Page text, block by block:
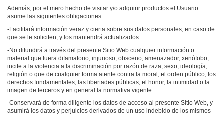
Además, por el mero hecho de visitar y/o adquirir productos el Usuario
asume las siguientes obligaciones:
-Facilitará información veraz y cierta sobre sus datos personales, en caso de
que se le soliciten, y los mantendrá actualizados.
-No difundirá a través del presente Sitio Web cualquier información o
material que fuera difamatorio, injurioso, obsceno, amenazador, xenófobo,
incite a la violencia a la discriminación por razón de raza, sexo, ideología,
religión o que de cualquier forma atente contra la moral, el orden público, los
derechos fundamentales, las libertades públicas, el honor, la intimidad o la
imagen de terceros y en general la normativa vigente.
-Conservará de forma diligente los datos de acceso al presente Sitio Web, y
asumirá los datos y perjuicios derivados de un uso indebido de los mismos